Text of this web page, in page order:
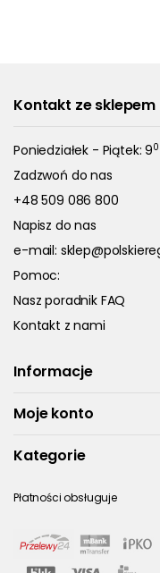
Kontakt ze sklepem
Poniedziałek - Piątek: 9
Zadzwoń do nas
+48 509 086 800
Napisz do nas
e-mail:
Pomoc:
Nasz poradnik FAQ
Kontakt z nami
Informacje
Moje konto
Kategorie
Płatności obsługuje